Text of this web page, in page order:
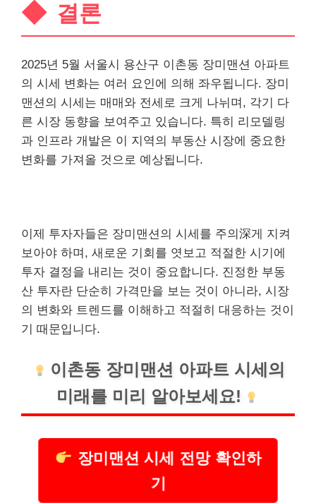
결론
2025년 5월 서울시 용산구 이촌동 장미맨션 아파트
의 시세 변화는 여러 요인에 의해 좌우됩니다. 장미
맨션의 시세는 매매와 전세로 크게 나뉘며, 각기 다
른 시장 동향을 보여주고 있습니다. 특히 리모델링
과 인프라 개발은 이 지역의 부동산 시장에 중요한
변화를 가져올 것으로 예상됩니다.
이제 투자자들은 장미맨션의 시세를 주의深게 지켜
보아야 하며, 새로운 기회를 엿보고 적절한 시기에
투자 결정을 내리는 것이 중요합니다. 진정한 부동
산 투자란 단순히 가격만을 보는 것이 아니라, 시장
의 변화와 트렌드를 이해하고 적절히 대응하는 것이
기 때문입니다.
이촌동 장미맨션 아파트 시세의
미래를 미리 알아보세요!
장미맨션 시세 전망 확인하
기